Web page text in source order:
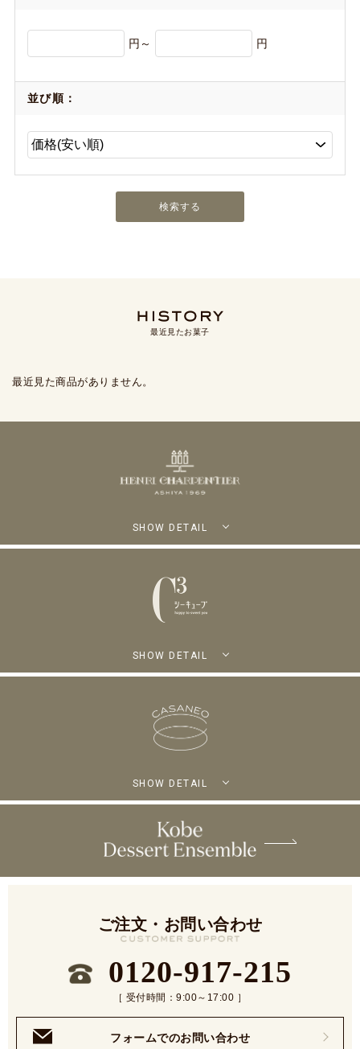
円～ 円
並び順：
最近見たお菓子
最近見た商品がありません。
SHOW DETAIL
SHOW DETAIL
SHOW DETAIL
ご注文・お問い合わせ
0120-917-215
［ 受付時間：9:00～17:00 ］
フォームでのお問い合わせ